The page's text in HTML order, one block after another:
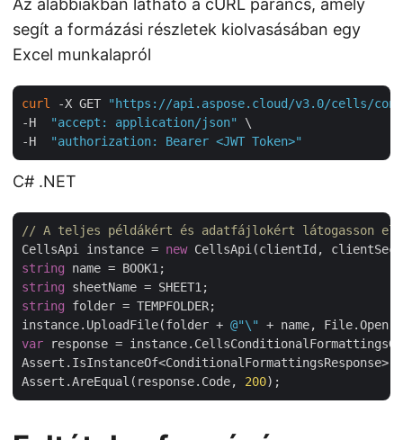
Az alábbiakban látható a cURL parancs, amely
segít a formázási részletek kiolvasásában egy
Excel munkalapról
curl -X GET
"https://api.aspose.cloud/v3.0/cells/
-H
"accept: application/json"
\
-H
"authorization: Bearer <JWT Token>"
C# .NET
// A teljes példákért és adatfájlokért látogasson el
CellsApi instance = new
string
string
string folder = TEMPFOLDER;
instance.UploadFile(folder + @"\"
+ name, File.Open(
var response =
Assert.AreEqual(response.Code, 200